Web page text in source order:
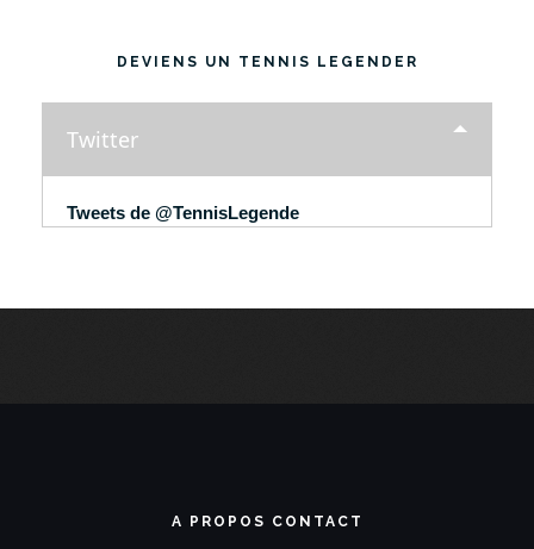
DEVIENS UN TENNIS LEGENDER
Twitter
Tweets de @TennisLegende
A PROPOS CONTACT